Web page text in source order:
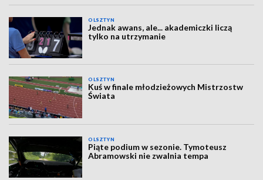
OLSZTYN
Jednak awans, ale... akademiczki liczą
tylko na utrzymanie
OLSZTYN
Kuś w finale młodzieżowych Mistrzostw
Świata
OLSZTYN
Piąte podium w sezonie. Tymoteusz
Abramowski nie zwalnia tempa